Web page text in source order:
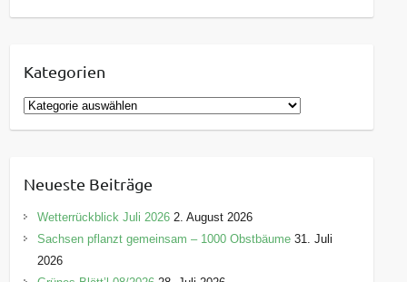
Kategorien
K
a
g
o
r
Neueste Beiträge
Wetterrückblick Juli 2026 2. August 2026
Sachsen pflanzt gemeinsam – 1000 Obstbäume 31. Juli
2026